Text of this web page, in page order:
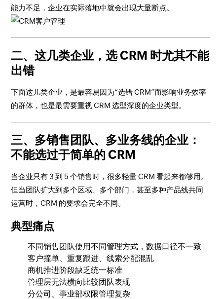
能力不足，企业在实际落地中就会出现大量断点。
二、这几类企业，选 CRM 时尤其不能
出错
下面这几类企业，是最容易因为“选错 CRM”而影响业务效率
的群体，也是最需要重视 CRM 选型深度的企业类型。
三、多销售团队、多业务线的企业：
不能选过于简单的 CRM
当企业只有 3 到 5 个销售时，很多轻量 CRM 看起来都够用。
但当团队扩大到多个区域、多个部门，甚至多种产品线共同
运营时，CRM 的要求会完全不同。
典型痛点
不同销售团队使用不同管理方式，数据口径不一致
客户撞单、重复跟进、线索分配混乱
商机推进阶段缺乏统一标准
管理层无法横向比较团队表现
分公司、事业部权限管理复杂